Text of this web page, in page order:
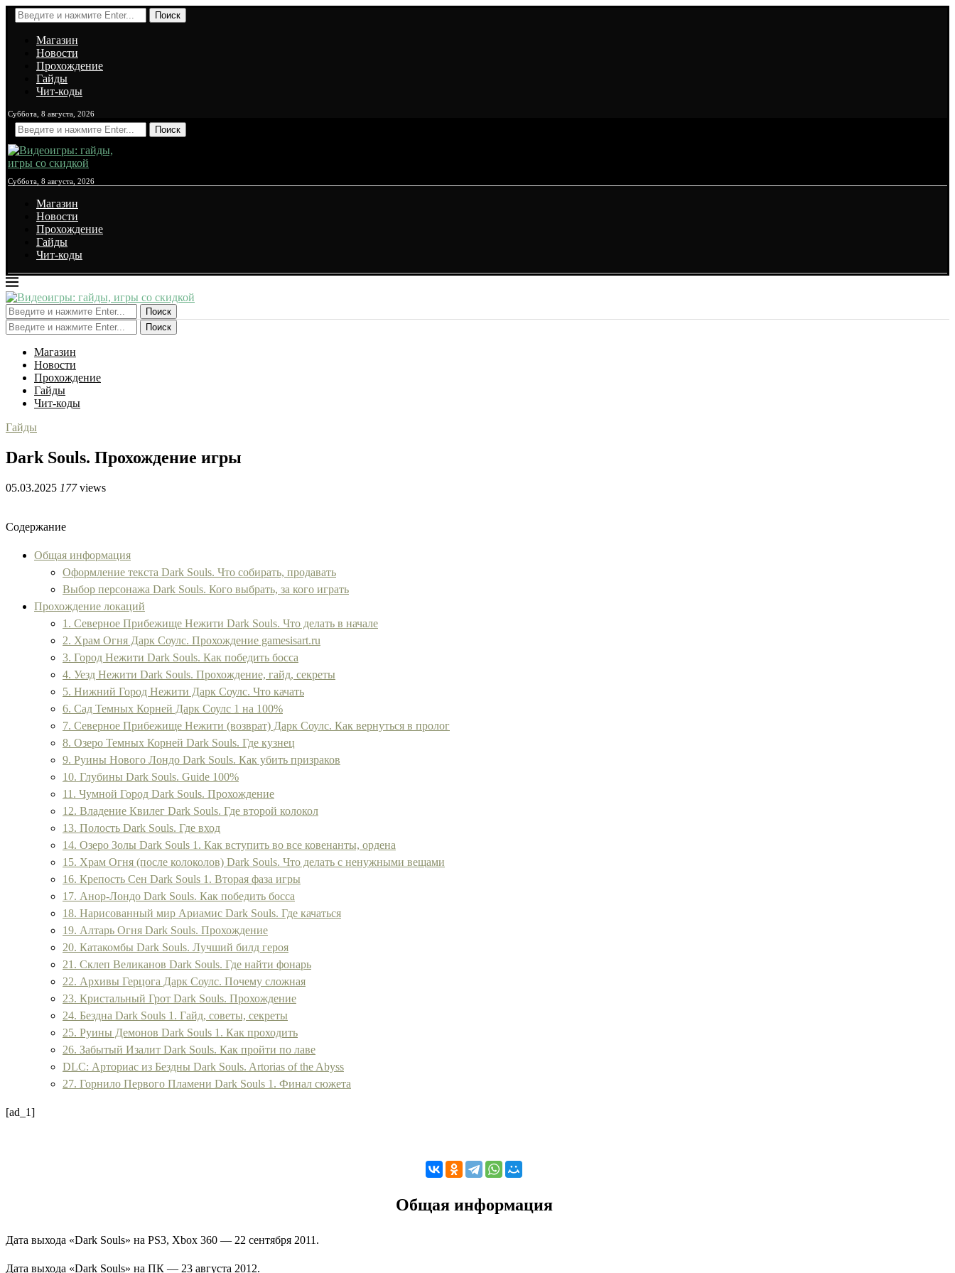
Поиск
Магазин
Новости
Прохождение
Гайды
Чит-коды
Суббота, 8 августа, 2026
Поиск
Суббота, 8 августа, 2026
Магазин
Новости
Прохождение
Гайды
Чит-коды
Поиск
Поиск
Магазин
Новости
Прохождение
Гайды
Чит-коды
Гайды
Dark Souls. Прохождение игры
05.03.2025 177views
Содержание
Общая информация
Оформление текста Dark Souls. Что собирать, продавать
Выбор персонажа Dark Souls. Кого выбрать, за кого играть
Прохождение локаций
1. Северное Прибежище Нежити Dark Souls. Что делать в начале
2. Храм Огня Дарк Соулс. Прохождение gamesisart.ru
3. Город Нежити Dark Souls. Как победить босса
4. Уезд Нежити Dark Souls. Прохождение, гайд, секреты
5. Нижний Город Нежити Дарк Соулс. Что качать
6. Сад Темных Корней Дарк Соулс 1 на 100%
7. Северное Прибежище Нежити (возврат) Дарк Соулс. Как вернуться в пролог
8. Озеро Темных Корней Dark Souls. Где кузнец
9. Руины Нового Лондо Dark Souls. Как убить призраков
10. Глубины Dark Souls. Guide 100%
11. Чумной Город Dark Souls. Прохождение
12. Владение Квилег Dark Souls. Где второй колокол
13. Полость Dark Souls. Где вход
14. Озеро Золы Dark Souls 1. Как вступить во все ковенанты, ордена
15. Храм Огня (после колоколов) Dark Souls. Что делать с ненужными вещами
16. Крепость Сен Dark Souls 1. Вторая фаза игры
17. Анор-Лондо Dark Souls. Как победить босса
18. Нарисованный мир Ариамис Dark Souls. Где качаться
19. Алтарь Огня Dark Souls. Прохождение
20. Катакомбы Dark Souls. Лучший билд героя
21. Склеп Великанов Dark Souls. Где найти фонарь
22. Архивы Герцога Дарк Соулс. Почему сложная
23. Кристальный Грот Dark Souls. Прохождение
24. Бездна Dark Souls 1. Гайд, советы, секреты
25. Руины Демонов Dark Souls 1. Как проходить
26. Забытый Изалит Dark Souls. Как пройти по лаве
DLC: Арториас из Бездны Dark Souls. Artorias of the Abyss
27. Горнило Первого Пламени Dark Souls 1. Финал сюжета
[ad_1]
Общая информация
Дата выхода «Dark Souls» на PS3, Xbox 360 — 22 сентября 2011.
Дата выхода «Dark Souls» на ПК — 23 августа 2012.